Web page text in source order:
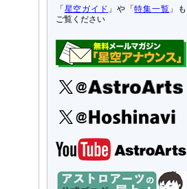
「 星空ガイド 」や「特集一覧 」も
ご覧ください